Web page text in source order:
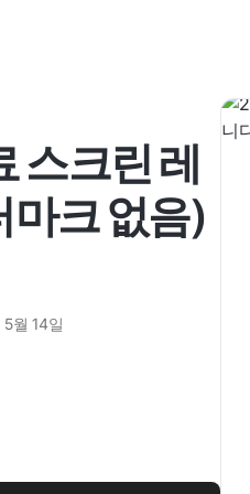
스크린 레
마크 없음)
월 14일